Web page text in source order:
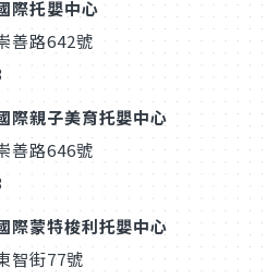
際托嬰中心
善路642號
際親子美育托嬰中心
善路646號
際蒙特梭利托嬰中心
智街77號